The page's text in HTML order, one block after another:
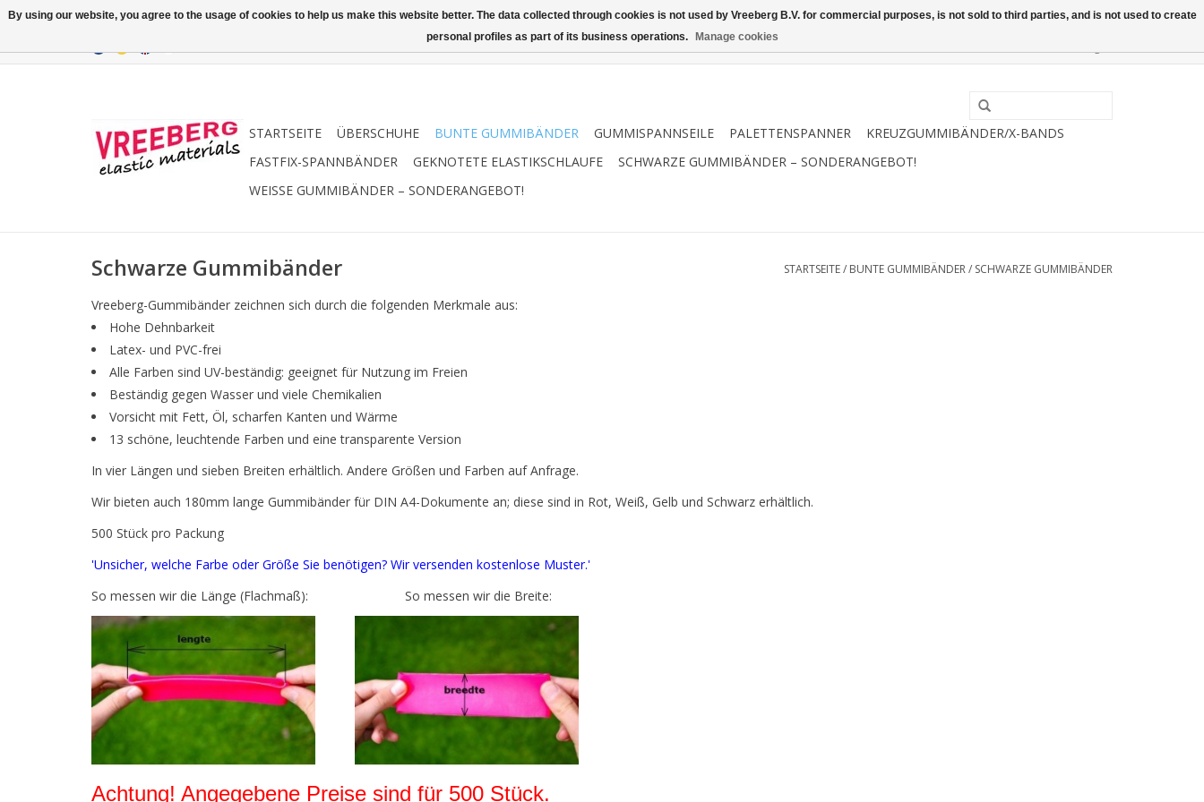
STARTSEITE ÜBERSCHUHE BUNTE GUMMIBÄNDER GUMMISPANNSEILE PALETTENSPANNER
KREUZGUMMIBÄNDER/X-BANDS
FASTFIX-SPANNBÄNDER
GEKNOTETE ELASTIKSCHLAUFE
SCHWARZE GUMMIBÄNDER – SONDERANGEBOT!
WEISSE GUMMIBÄNDER – SONDERANGEBOT!
Schwarze Gummibänder STARTSEITE/ BUNTE GUMMIBÄNDER/ SCHWARZE GUMMIBÄNDER
Vreeberg-Gummibänder zeichnen sich durch die folgenden Merkmale aus:
Hohe Dehnbarkeit
Latex- und PVC-frei
Alle Farben sind UV-beständig: geeignet für Nutzung im Freien
Beständig gegen Wasser und viele Chemikalien
Vorsicht mit Fett, Öl, scharfen Kanten und Wärme
13 schöne, leuchtende Farben und eine transparente Version
In vier Längen und sieben Breiten erhältlich. Andere Größen und Farben auf Anfrage.
Wir bieten auch 180mm lange Gummibänder für DIN A4-Dokumente an; diese sind in Rot, Weiß, Gelb und Schwarz erhältlich.
500 Stück pro Packung
'Unsicher, welche Farbe oder Größe Sie benötigen? Wir versenden kostenlose Muster.'
So messen wir die Länge (Flachmaß):
So messen wir die Breite:
Achtung! Angegebene Preise sind für 500 Stück.
By using our website, you agree to the usage of cookies to help us make this website better. The data collected through cookies is not used by Vreeberg B.V. for commercial purposes, is not sold to third parties, and is not used to create
personal profiles as part of its business operations.
Manage cookies